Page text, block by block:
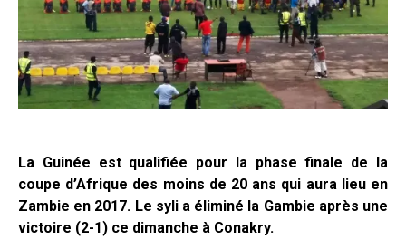
La Guinée est qualifiée pour la phase finale de la
coupe d’Afrique des moins de 20 ans qui aura lieu en
Zambie en 2017. Le syli a éliminé la Gambie après une
victoire (2-1) ce dimanche à Conakry.